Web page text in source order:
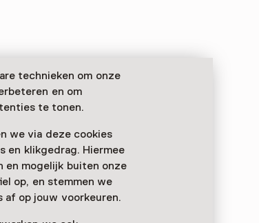
technieken om onze
en om
te tonen.
we via deze cookies
en klikgedrag. Hiermee
en mogelijk buiten onze
op, en stemmen we
op jouw voorkeuren.